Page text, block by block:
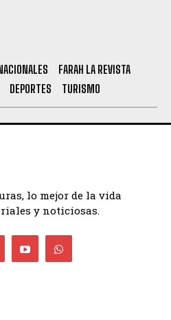
FARAH LA REVISTA
DEPORTES TURISMO
lo mejor de la vida
y noticiosas.